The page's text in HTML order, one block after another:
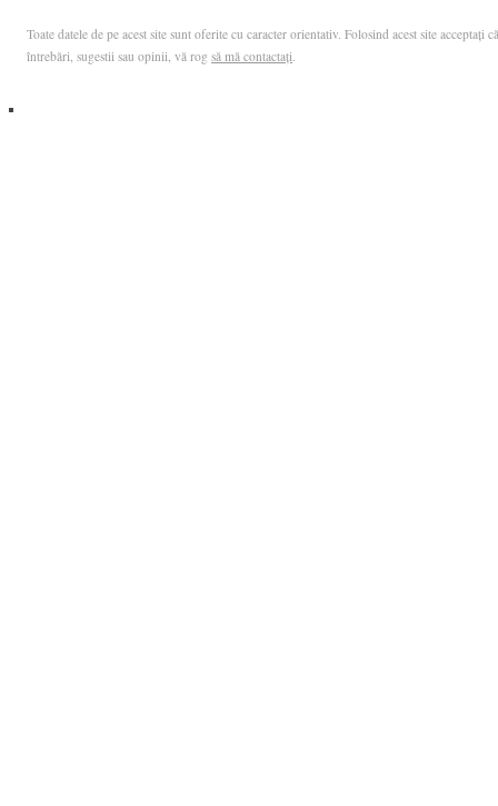
Toate datele de pe acest site sunt oferite cu caracter orientativ. Folosind acest site
întrebări, sugestii sau opinii, vă rog să mă contactați.